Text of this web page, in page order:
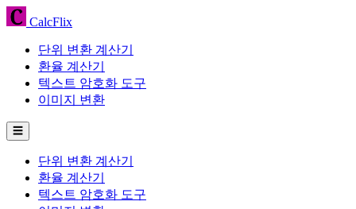
CalcFlix
단위 변환 계산기
환율 계산기
텍스트 암호화 도구
이미지 변환
☰
단위 변환 계산기
환율 계산기
텍스트 암호화 도구